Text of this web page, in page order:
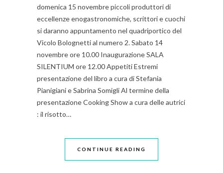
domenica 15 novembre piccoli produttori di
eccellenze enogastronomiche, scrittori e cuochi
si daranno appuntamento nel quadriportico del
Vicolo Bolognetti al numero 2. Sabato 14
novembre ore 10.00 Inaugurazione SALA
SILENTIUM ore 12.00 Appetiti Estremi
presentazione del libro a cura di Stefania
Pianigiani e Sabrina Somigli Al termine della
presentazione Cooking Show a cura delle autrici
: il risotto…
CONTINUE READING